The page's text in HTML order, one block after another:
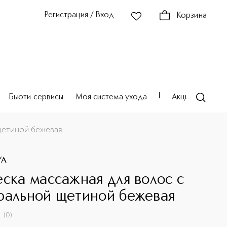
Регистрация / Вход Корзина
Бьюти-сервисы Моя система ухода Акции
бежевая
массажная для волос с
щетиной бежевая
(0)